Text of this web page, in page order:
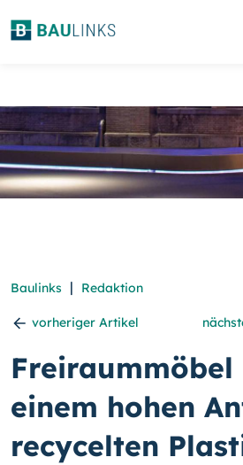
Baulinks | Redaktion
vorheriger Artikel
einem hohen
recycelten